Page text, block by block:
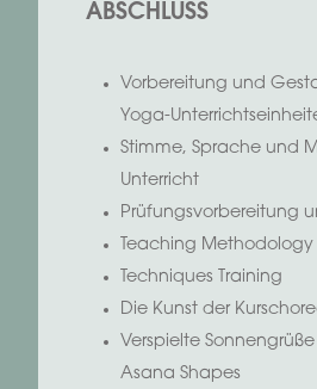
ABSCHLUSS
Vorbereitung und
Yoga-
Stimme, Sprache und
Unterricht
Prüfungsvorbereitung
Teaching Methodology
Techniques Training
Die Kunst der
Verspielte
Asana Shapes